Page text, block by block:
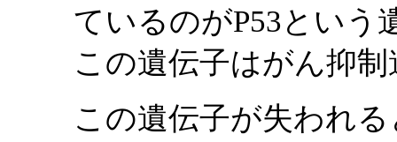
ているのがP53という
この遺伝子はがん抑
この遺伝子が失われ